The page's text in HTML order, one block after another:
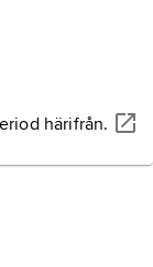
härifrån.